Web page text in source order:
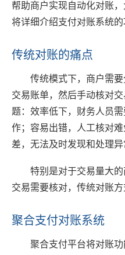
帮助商户实现自动化对账
将详细介绍支付对账系统的
传统对账的痛点
传统模式下，商户需
交易账单，然后手动核对
题：效率低下，财务人员
作；容易出错，人工核对
差，无法及时发现和处理异
特别是对于交易量大
交易需要核对，传统对账方
聚合支付对账系统
聚合支付平台将对账